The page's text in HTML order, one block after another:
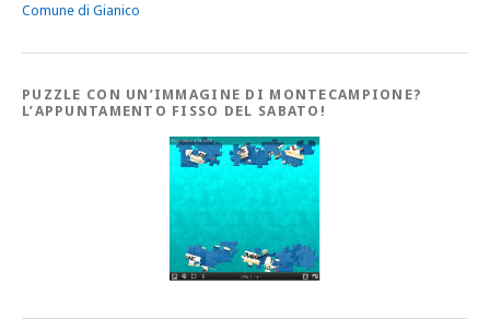
Comune di Gianico
PUZZLE CON UN’IMMAGINE DI MONTECAMPIONE?
L’APPUNTAMENTO FISSO DEL SABATO!